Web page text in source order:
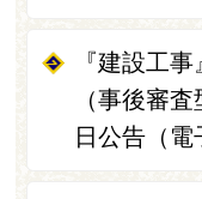
『建設工
（事後審
日公告（電